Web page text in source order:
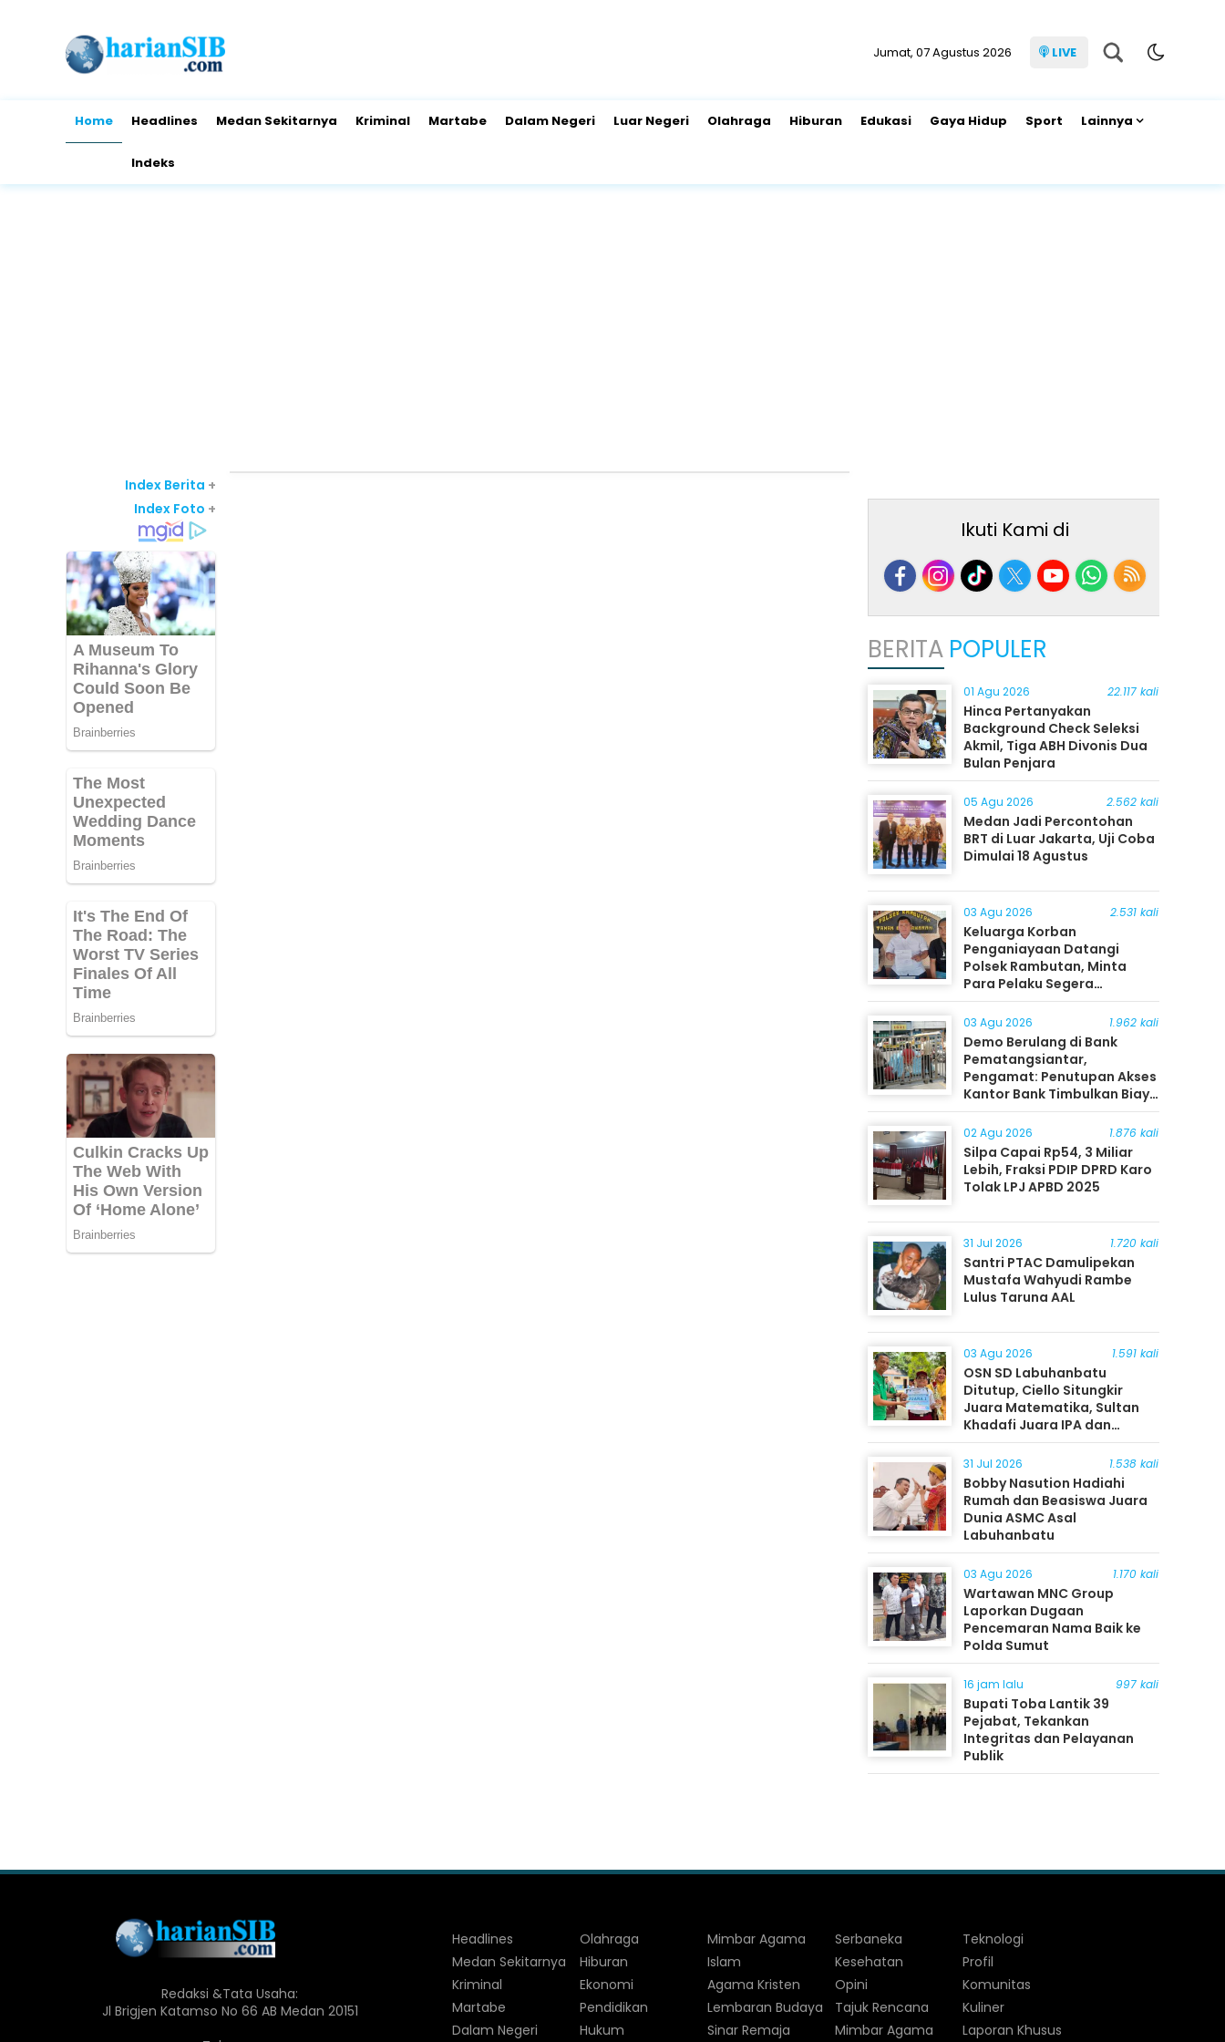
Jumat, 07 Agustus 2026 LIVE
Home Headlines Medan Sekitarnya Kriminal Martabe Dalam Negeri Luar Negeri Olahraga Hiburan Edukasi Gaya Hidup Sport Lainnya
Indeks
Index Berita +
Index Foto +
Ikuti Kami di
BERITA POPULER
01 Agu 2026 22.117 kali
Hinca Pertanyakan
Background Check Seleksi
Akmil, Tiga ABH Divonis Dua
Bulan Penjara
05 Agu 2026 2.562 kali
Medan Jadi Percontohan
BRT di Luar Jakarta, Uji Coba
Dimulai 18 Agustus
03 Agu 2026 2.531 kali
Keluarga Korban
Penganiayaan Datangi
Polsek Rambutan, Minta
Para Pelaku Segera
Ditangkap
03 Agu 2026 1.962 kali
Demo Berulang di Bank
Pematangsiantar,
Pengamat: Penutupan Akses
Kantor Bank Timbulkan Biaya
Ekonomi bagi Masyarakat
02 Agu 2026 1.876 kali
Silpa Capai Rp54, 3 Miliar
Lebih, Fraksi PDIP DPRD Karo
Tolak LPJ APBD 2025
31 Jul 2026 1.720 kali
Santri PTAC Damulipekan
Mustafa Wahyudi Rambe
Lulus Taruna AAL
03 Agu 2026 1.591 kali
OSN SD Labuhanbatu
Ditutup, Ciello Situngkir
Juara Matematika, Sultan
Khadafi Juara IPA dan
Timothy Rangkuti Juara IPS
31 Jul 2026 1.538 kali
Bobby Nasution Hadiahi
Rumah dan Beasiswa Juara
Dunia ASMC Asal
Labuhanbatu
03 Agu 2026 1.170 kali
Wartawan MNC Group
Laporkan Dugaan
Pencemaran Nama Baik ke
Polda Sumut
16 jam lalu 997 kali
Bupati Toba Lantik 39
Pejabat, Tekankan
Integritas dan Pelayanan
Publik
Redaksi &Tata Usaha:
Jl Brigjen Katamso No 66 AB Medan 20151
Headlines
Medan Sekitarnya
Kriminal
Martabe
Dalam Negeri
Olahraga
Hiburan
Ekonomi
Pendidikan
Hukum
Mimbar Agama
Islam
Agama Kristen
Lembaran Budaya
Sinar Remaja
Serbaneka
Kesehatan
Opini
Tajuk Rencana
Mimbar Agama
Teknologi
Profil
Komunitas
Kuliner
Laporan Khusus